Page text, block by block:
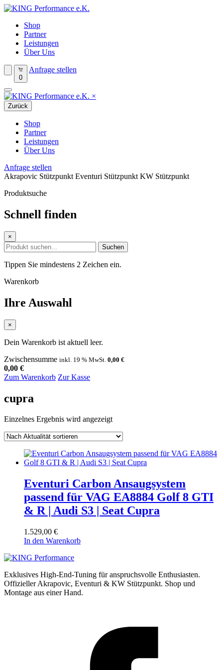
Shop
Partner
Leistungen
Über Uns
0
Anfrage stellen
×
Zurück
Shop
Partner
Leistungen
Über Uns
Anfrage stellen
Akrapovic Stützpunkt Eventuri Stützpunkt KW Stützpunkt
Produktsuche
Schnell finden
×
Suchen
Tippen Sie mindestens 2 Zeichen ein.
Warenkorb
Ihre Auswahl
×
Dein Warenkorb ist aktuell leer.
Zwischensumme inkl. 19 % MwSt. 0,00 €
0,00 €
Zum Warenkorb Zur Kasse
cupra
Einzelnes Ergebnis wird angezeigt
Eventuri Carbon Ansaugsystem
passend für VAG EA8884 Golf 8 GTI
& R | Audi S3 | Seat Cupra
1.529,00 €
In den Warenkorb
Exklusives High-End-Tuning für anspruchsvolle Enthusiasten.
Offizieller Akrapovic, Eventuri & KW Stützpunkt. Shop und
Montage aus einer Hand.